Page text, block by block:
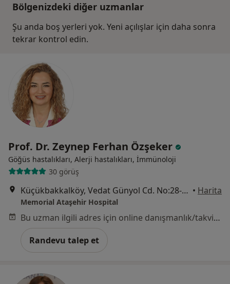
Bölgenizdeki diğer uzmanlar
Şu anda boş yerleri yok. Yeni açılışlar için daha sonra
tekrar kontrol edin.
Prof. Dr. Zeynep Ferhan Özşeker
Göğüs hastalıkları, Alerji hastalıkları, İmmünoloji
30 görüş
Küçükbakkalköy, Vedat Günyol Cd. No:28-30, İstanbul • Harita
Memorial Ataşehir Hospital
Bu uzman ilgili adres için online danışmanlık/takvim sunmuyor.
Randevu talep et